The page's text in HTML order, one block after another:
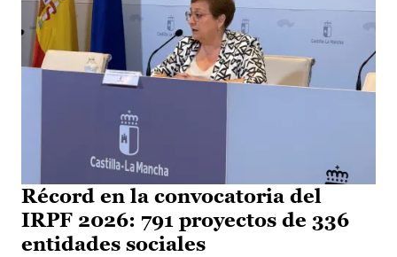
Récord en la convocatoria del
IRPF 2026: 791 proyectos de 336
entidades sociales